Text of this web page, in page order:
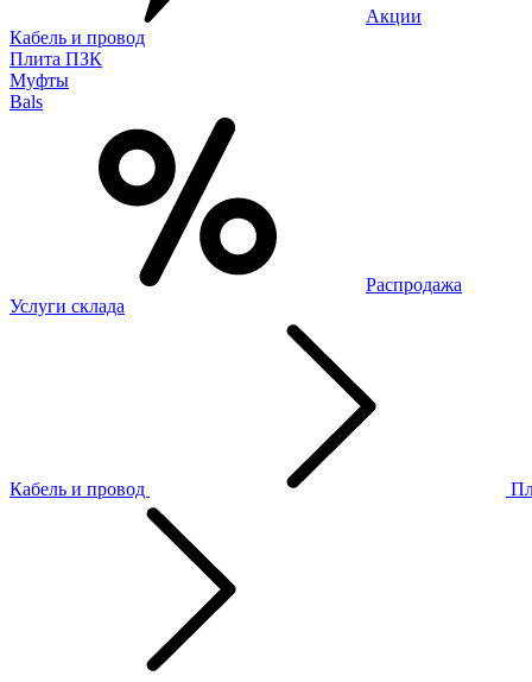
Акции
Кабель и провод
Плита ПЗК
Муфты
Bals
Распродажа
Услуги склада
Кабель и провод